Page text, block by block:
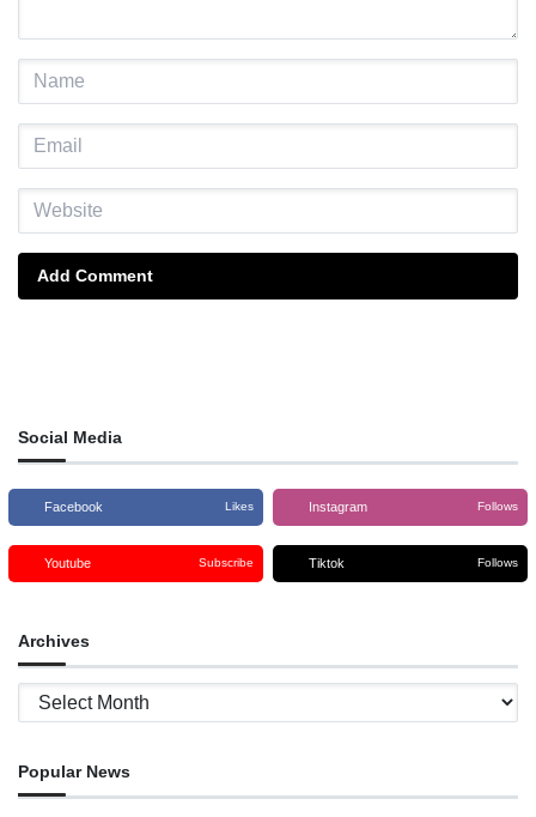
Add Comment
Social Media
Facebook Likes Instagram Follows
Youtube Subscribe Tiktok Follows
Archives
Archives
Popular News